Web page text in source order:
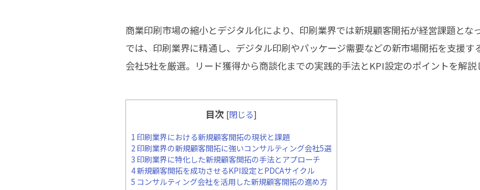
商業印刷市場の縮小とデジタル化により、印刷業界では新規顧客開拓が経営課題とな
では、印刷業界に精通し、デジタル印刷やパッケージ需要などの新市場開拓を支援す
会社5社を厳選。リード獲得から商談化までの実践的手法とKPI設定のポイントを解説
目次 [閉じる]
1 印刷業界における新規顧客開拓の現状と課題
2印刷業界の新規顧客開拓に強いコンサルティング会社5選
3 印刷業界に特化した新規顧客開拓の手法とアプローチ
4新規顧客開拓を成功させるKPI設定とPDCAサイクル
5 コンサルティング会社を活用した新規顧客開拓の進め方